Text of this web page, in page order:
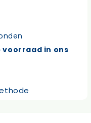
voorraad in ons